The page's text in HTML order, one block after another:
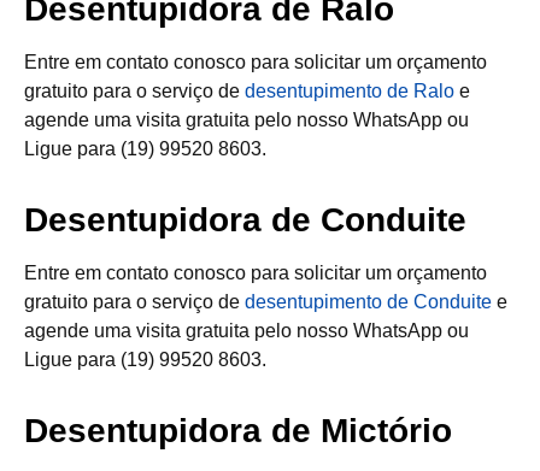
Desentupidora de Ralo
Entre em contato conosco para solicitar um orçamento
gratuito para o serviço de desentupimento de Ralo e
agende uma visita gratuita pelo nosso WhatsApp ou
Ligue para (19) 99520 8603.
Desentupidora de Conduite
Entre em contato conosco para solicitar um orçamento
gratuito para o serviço de desentupimento de Conduite e
agende uma visita gratuita pelo nosso WhatsApp ou
Ligue para (19) 99520 8603.
Desentupidora de Mictório